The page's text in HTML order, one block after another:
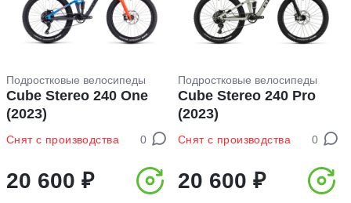
Подростковые велосипеды
Cube Stereo 240 One
(2023)
Снят с производства 0
20 600 ₽
Подростковые велосипеды
Cube Stereo 240 Pro
(2023)
Снят с производства 0
20 600 ₽